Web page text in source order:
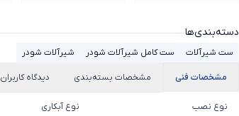
دسته‌بندی‌ها
ست شیرآلات ست کامل شیرآلات شودر شیرآلات شودر
مشخصات فنی مشخصات بسته‌بندی دیدگاه کاربران
نوع نصب
نوع آبکاری